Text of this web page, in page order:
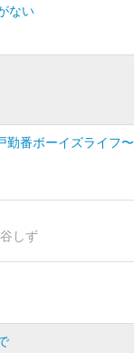
ない
勤番ボーイズライフ〜
しず